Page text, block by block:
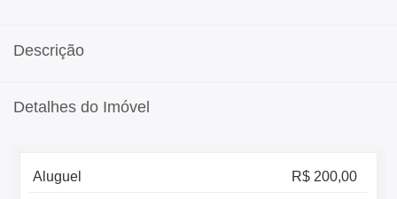
Descrição
Detalhes do Imóvel
Aluguel R$ 200,00